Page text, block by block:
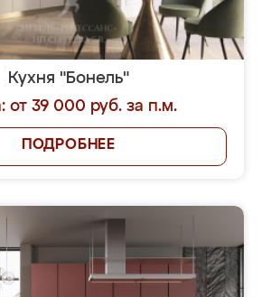
Кухня "Бонель"
от 39 000 руб. за п.м.
ПОДРОБНЕЕ